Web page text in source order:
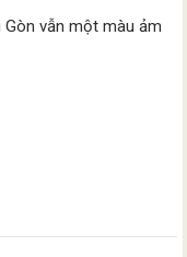
vẫn một màu ảm